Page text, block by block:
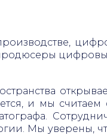
продюсеры
и мы
Мы уверены,